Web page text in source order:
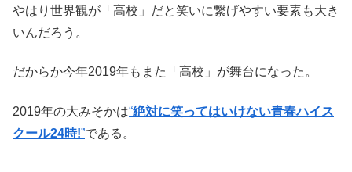
やはり世界観が「高校」だと笑いに繋げやすい要素も大き
いんだろう。
だからか今年2019年もまた「高校」が舞台になった。
2019年の大みそかは“絶対に笑ってはいけない青春ハイス
クール24時!”である。